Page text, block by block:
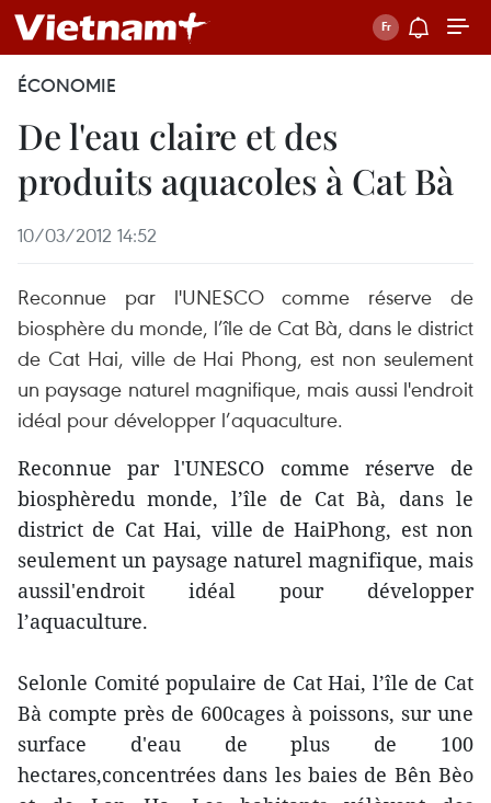
ÉCONOMIE
De l'eau claire et des
produits aquacoles à Cat Bà
10/03/2012 14:52
Reconnue par l'UNESCO comme réserve de
biosphère du monde, l’île de Cat Bà, dans le district
de Cat Hai, ville de Hai Phong, est non seulement
un paysage naturel magnifique, mais aussi l'endroit
idéal pour développer l’aquaculture.
Reconnue par l'UNESCO comme réserve de
biosphèredu monde, l’île de Cat Bà, dans le
district de Cat Hai, ville de HaiPhong, est non
seulement un paysage naturel magnifique, mais
aussil'endroit idéal pour développer
l’aquaculture.
Selonle Comité populaire de Cat Hai, l’île de Cat
Bà compte près de 600cages à poissons, sur une
surface d'eau de plus de 100
hectares,concentrées dans les baies de Bên Bèo